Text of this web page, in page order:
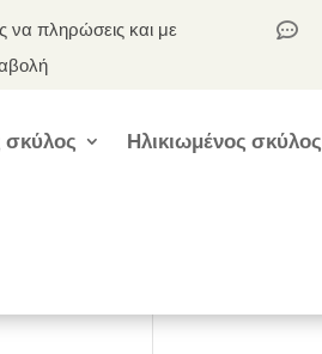
να πληρώσεις και με

Ηλικιωμένος σκύλος